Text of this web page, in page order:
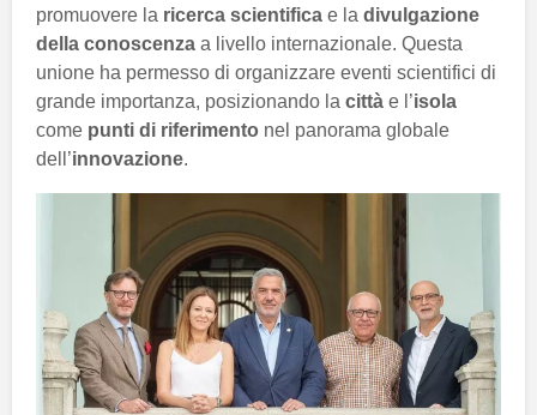
promuovere la ricerca scientifica e la divulgazione
della conoscenza a livello internazionale. Questa
unione ha permesso di organizzare eventi scientifici di
grande importanza, posizionando la città e l’isola
come punti di riferimento nel panorama globale
dell’innovazione.